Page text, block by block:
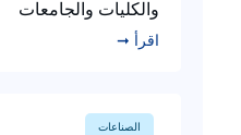
والكليات والجامعات
اقرأ ➞
الصناعات